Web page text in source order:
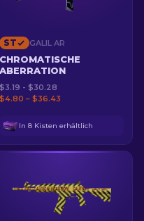
ST GALIL AR
CHROMATISCHE
ABERRATION
$3.19 - $30.28
$4.80 – $36.43
In 8 Kisten erhältlich